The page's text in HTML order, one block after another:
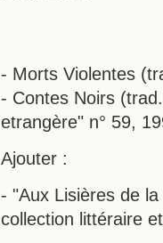
- Morts Violentes
- Contes Noirs
etrangère" n° 59,
Ajouter :
- "Aux Lisières de
collection littéraire